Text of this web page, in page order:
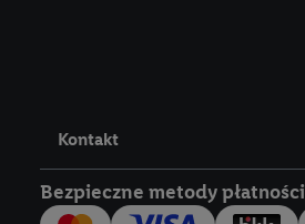
Kontakt
Bezpieczne metody płatności